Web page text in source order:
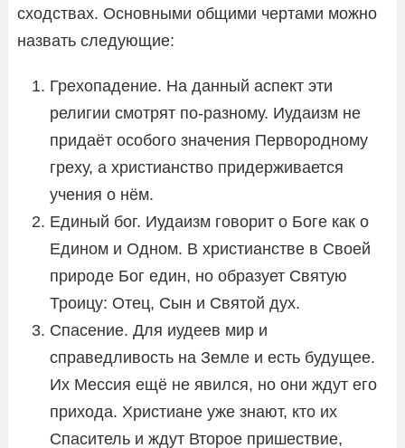
сходствах. Основными общими чертами можно
назвать следующие:
Грехопадение. На данный аспект эти
религии смотрят по-разному. Иудаизм не
придаёт особого значения Первородному
греху, а христианство придерживается
учения о нём.
Единый бог. Иудаизм говорит о Боге как о
Едином и Одном. В христианстве в Своей
природе Бог един, но образует Святую
Троицу: Отец, Сын и Святой дух.
Спасение. Для иудеев мир и
справедливость на Земле и есть будущее.
Их Мессия ещё не явился, но они ждут его
прихода. Христиане уже знают, кто их
Спаситель и ждут Второе пришествие,